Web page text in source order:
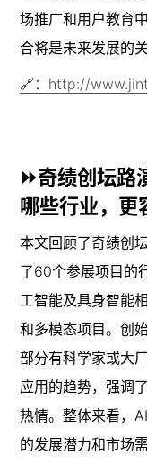
场推广和用户教育
合将是未来发展的关
🔗：http://
⏩奇绩创坛路
哪些行业，更
本文回顾了奇绩创
了60个参展项目的
工智能及具身智能
和多模态项目。创
部分有科学家或大
应用的趋势，强调
热情。整体来看，
的发展潜力和市场需